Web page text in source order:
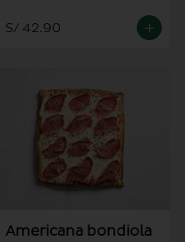
S/ 42.90
Americana bondiola